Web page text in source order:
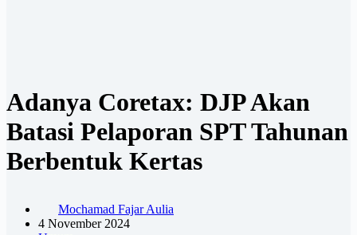
Adanya Coretax: DJP Akan
Batasi Pelaporan SPT Tahunan
Berbentuk Kertas
Mochamad Fajar Aulia
4 November 2024